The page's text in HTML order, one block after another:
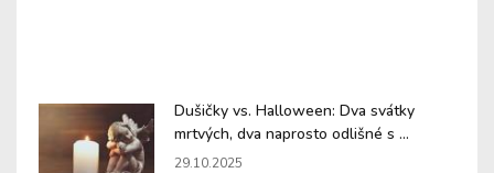
Dušičky vs. Halloween: Dva svátky
mrtvých, dva naprosto odlišné s ...
29.10.2025